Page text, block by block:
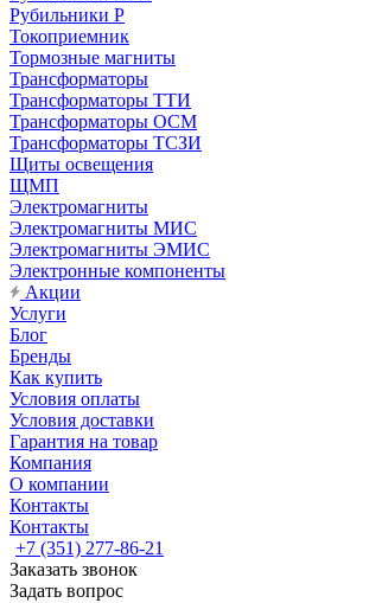
Рубильники Р
Токоприемник
Тормозные магниты
Трансформаторы
Трансформаторы ТТИ
Трансформаторы ОСМ
Трансформаторы ТСЗИ
Щиты освещения
ЩМП
Электромагниты
Электромагниты МИС
Электромагниты ЭМИС
Электронные компоненты
Акции
Услуги
Блог
Бренды
Как купить
Условия оплаты
Условия доставки
Гарантия на товар
Компания
О компании
Контакты
Контакты
+7 (351) 277-86-21
Заказать звонок
Задать вопрос